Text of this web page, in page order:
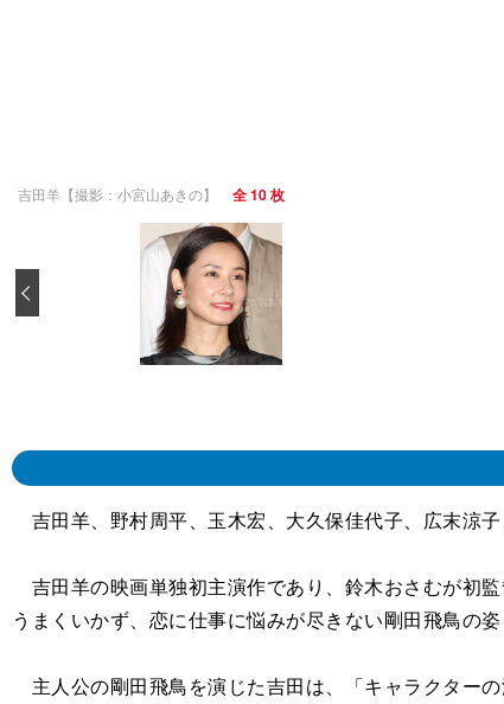
吉田羊【撮影：小宮山あきの】 全 10 枚
吉田羊、野村周平、玉木宏、大久保佳代子、広末涼
吉田羊の映画単独初主演作であり、鈴木おさむが初
うまくいかず、恋に仕事に悩みが尽きない剛田飛鳥の姿
主人公の剛田飛鳥を演じた吉田は、「キャラクター